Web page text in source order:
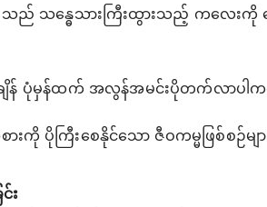
ည် သန္ဓေသားကြီးထွားသည့် ကလေးကို မွ
ပုံမှန်ထက် အလွန်အမင်းပိုတက်လာပါက
ကြီးစေနိုင်သော ဇီဝကမ္မဖြစ်စဉ်မျ
း